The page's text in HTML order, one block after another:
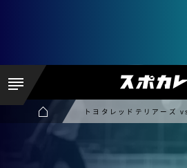
トヨタレッドテリアーズ